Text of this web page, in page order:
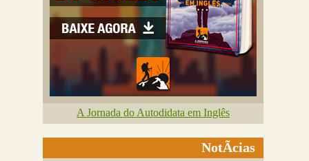
A Jornada do Autodidata em Inglês
NotÃ­cias